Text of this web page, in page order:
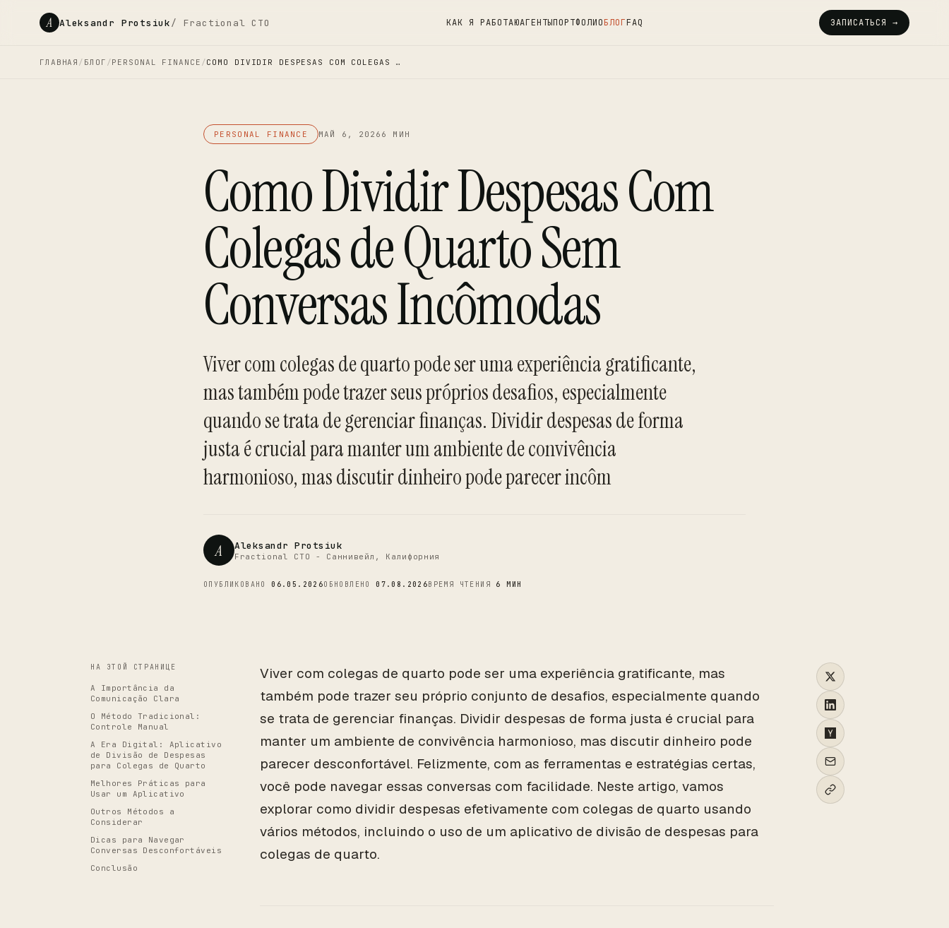
A Aleksandr Protsiuk/ Fractional CTO КАК Я РАБОТАЮАГЕНТЫПОРТФОЛИОБЛОГFAQ ЗАПИСАТЬСЯ →
ГЛАВНАЯ / БЛОГ /PERSONAL FINANCE /COMO DIVIDIR DESPESAS COM COLEGAS …
PERSONAL FINANCE МАЙ 6, 2026 6 МИН
Como Dividir Despesas Com
Colegas de Quarto Sem
Conversas Incômodas
Viver com colegas de quarto pode ser uma experiência gratificante,
mas também pode trazer seus próprios desafios, especialmente
quando se trata de gerenciar finanças. Dividir despesas de forma
justa é crucial para manter um ambiente de convivência
harmonioso, mas discutir dinheiro pode parecer incôm
A Aleksandr Protsiuk
Fractional CTO - Саннивейл, Калифорния
ОПУБЛИКОВАНО06.05.2026ОБНОВЛЕНО07.08.2026ВРЕМЯ ЧТЕНИЯ 6 МИН
CTO
НА ЭТОЙ СТРАНИЦЕ
A Importância da
Comunicação Clara
O Método Tradicional:
Controle Manual
A Era Digital: Aplicativo
de Divisão de Despesas
para Colegas de Quarto
Melhores Práticas para
Usar um Aplicativo
Outros Métodos a
Considerar
Dicas para Navegar
Conversas Desconfortáveis
Conclusão
Viver com colegas de quarto pode ser uma experiência gratificante, mas
também pode trazer seu próprio conjunto de desafios, especialmente quando
se trata de gerenciar finanças. Dividir despesas de forma justa é crucial para
manter um ambiente de convivência harmonioso, mas discutir dinheiro pode
parecer desconfortável. Felizmente, com as ferramentas e estratégias certas,
você pode navegar essas conversas com facilidade. Neste artigo, vamos
explorar como dividir despesas efetivamente com colegas de quarto usando
vários métodos, incluindo o uso de um aplicativo de divisão de despesas para
colegas de quarto.